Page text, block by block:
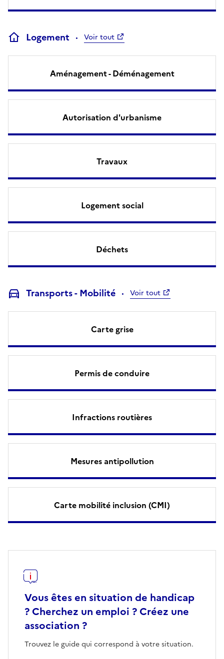
Logement Voir tout
Aménagement - Déménagement
Autorisation d'urbanisme
Travaux
Logement social
Déchets
Transports - Mobilité Voir tout
Carte grise
Permis de conduire
Infractions routières
Mesures antipollution
Carte mobilité inclusion (CMI)
Vous êtes en situation de handicap
? Cherchez un emploi ? Créez une
association ?
Trouvez le guide qui correspond à votre situation.